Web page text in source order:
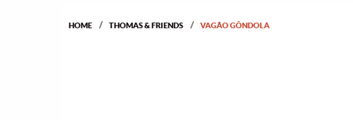
HOME THOMAS & FRIENDS VAGÃO GÔNDOLA